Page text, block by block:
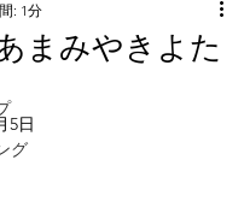
グ
まみやきよた
: 1分
5日